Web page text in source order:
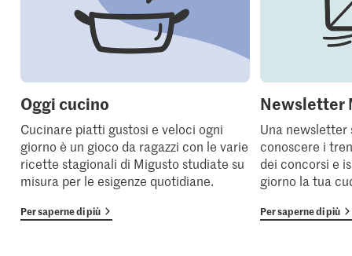
Oggi cucino
Cucinare piatti gustosi e veloci ogni
giorno è un gioco da ragazzi con le varie
ricette stagionali di Migusto studiate su
misura per le esigenze quotidiane.
Per saperne di più
Newsletter
Una
conoscere i
dei concorsi e
giorno la tua
Per saperne di più